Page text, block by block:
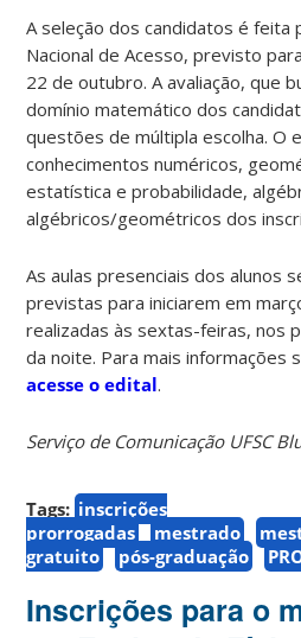
A seleção dos candidatos é feita
Nacional de Acesso, previsto
22 de outubro. A avaliação, que
domínio matemático dos
questões de múltipla escolha. O
conhecimentos numéricos,
estatística e probabilidade,
algébricos/geométricos dos
As aulas presenciais dos alunos
previstas para iniciarem em
realizadas às sextas-feiras, nos
da noite. Para mais informações
acesse o edital.
Serviço de Comunicação UFSC
Tags: inscrições
prorrogadas
mestrado
gratuito
pós-graduação
Inscrições para o